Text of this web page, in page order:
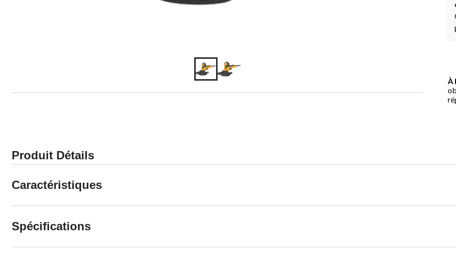
À
Produit Détails
Caractéristiques
Spécifications